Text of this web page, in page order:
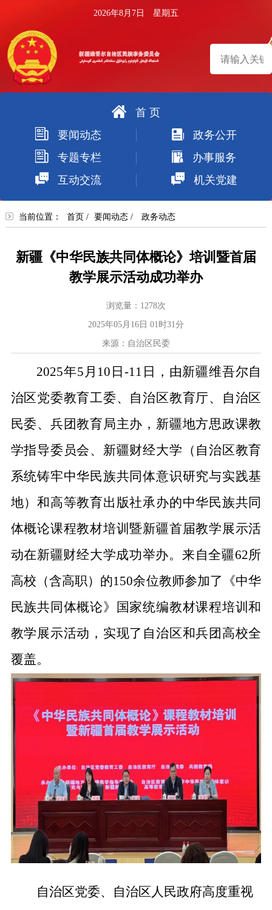
2026年8月7日 星期五
索
首 页
要闻动态
政务公开
专题专栏
办事服务
互动交流
机关党建
当前位置： 首页 / 要闻动态/ 政务动态
新疆《中华民族共同体概论》培训暨首届
教学展示活动成功举办
浏览量： 1278次
2025年05月16日 01时31分
来源：自治区民委
2025年5月 10 日-11日 ，由新疆维吾尔自
治区党委教育工委、自治区教育厅、自治区
民委、兵团教育局主办， 新疆地方思政课教
学指导委员会、新疆财经大学（自治区教育
系统铸牢中华民族共同体意识研究与实践基
地）和高等教育出版社承办的中华民族共同
体概论课程教材培训暨新疆首届教学展示活
动在新疆财经大学成功举办。来自全疆62所
高校（含高职）的150余位教师参加了
《中华
民族共同体概论》国家统编教材课程培训和
教学展示活动，实现了自治区和兵团高校全
覆盖。
自治区党委、自治区人民政府高度重视